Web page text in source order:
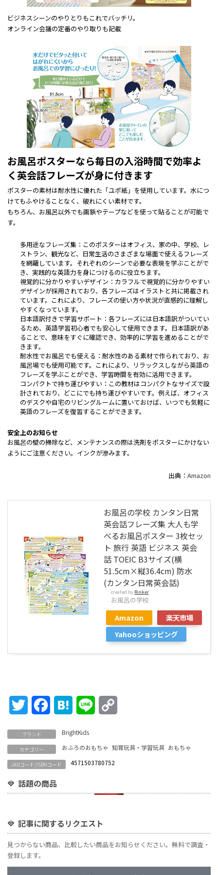
ビジネスシーンのやりとりもこれでバッチリ。
オンライン会議の定番のやり取りも記載
お風呂ポスターなら毎日の入浴時間で効率よ
く英会話フレーズが身に付きます
ポスターの素材は耐水性に優れた「ユポ紙」を使用しています。水につ
けてもふやけることなく、破れにくい素材です。
もちろん、お風呂以外でも画鋲やテープなどを使って貼ることが可能で
す。
多用途なフレーズ集：このポスターはオフィス、家の中、学校、レ
ストラン、観光など、日常生活のさまざまな場面で使えるフレーズ
を網羅しています。それぞれのシーンで必要な表現を学ぶことがで
き、実践的な英語力を身につけるのに役立ちます。
視覚的に分かりやすいデザイン：カラフルで視覚的に分かりやすい
デザインが採用されており、各フレーズはイラストと共に掲載され
ています。これにより、フレーズの使い方や状況が直感的に理解し
やすくなっています。
日本語訳付きで学習サポート：各フレーズには日本語訳がついてい
るため、英語学習初心者でも安心して使用できます。日本語訳があ
ることで、意味をすぐに確認でき、効率的に学習を進めることがで
きます。
耐水性でお風呂でも使える：耐水性のある素材で作られており、お
風呂場でも使用可能です。これにより、リラックスしながら英語の
フレーズを学ぶことができ、学習時間を有効に活用できます。
コンパクトで持ち運びやすい：この教材はコンパクトなサイズで設
計されており、どこにでも持ち運びやすいです。例えば、オフィス
のデスクや自宅のリビングルームに置いておけば、いつでも気軽に
英語のフレーズを復習することができます。
安全上のお知らせ
お風呂の壁の掃除など、メンテナンスの際は洗剤をポスターにかけない
ようにご注意ください。インクが滲みます。
出典： Amazon
お風呂の学校 カンタン日常
英会話フレーズ集 大人も学
べるお風呂ポスター 3枚セッ
ト 旅行 英語 ビジネス 英会
話 TOEIC B3サイズ(横
51.5cm×縦36.4cm) 防水
(カンタン日常英会話)
created by Rinker
お風呂の学校
Amazon
楽天市場
Yahooショッピング
Twitter FacebookHatena Line
ブランド BrightKids
カテゴリー おふろのおもちゃ 知育玩具・学習玩具 おもちゃ
JANコード/ISBNコード 4571503780752
話題の商品
記事に関するリクエスト
見つからない商品、比較したい商品をお知らせください。無料で調査・
登録します。